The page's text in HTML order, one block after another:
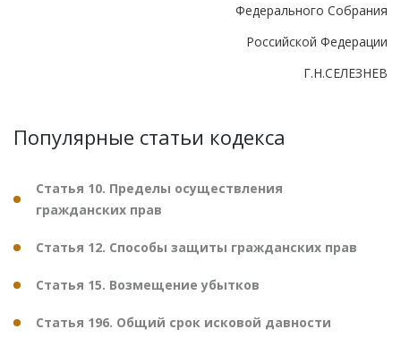
Федерального Собрания
Российской Федерации
Г.Н.СЕЛЕЗНЕВ
Популярные статьи кодекса
Статья 10. Пределы осуществления
гражданских прав
Статья 12. Способы защиты гражданских прав
Статья 15. Возмещение убытков
Статья 196. Общий срок исковой давности